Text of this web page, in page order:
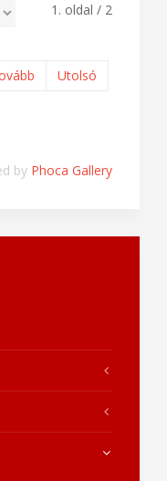
1. oldal / 2
Utolsó
by Phoca Gallery